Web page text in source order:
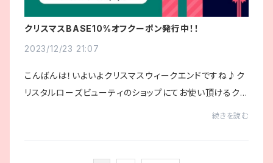
クリスマスBASE10%オフクーポン発行中！！
2023/12/23 21:07
こんばんは！いよいよクリスマスウィークエンドですね♪ク
リスタルローズビューティのショップにてお使い頂けるク
続きを読む